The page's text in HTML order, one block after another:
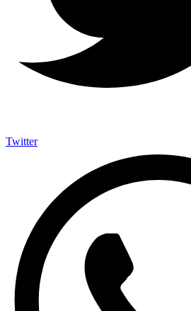
Twitter